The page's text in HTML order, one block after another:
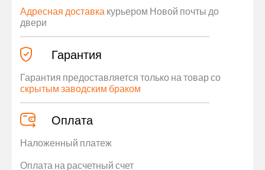
Адресная доставка курьером Новой почты до
двери
Гарантия
Гарантия предоставляется только на товар со
скрытым заводским браком
Оплата
Наложенный платеж
Оплата на расчетный счет